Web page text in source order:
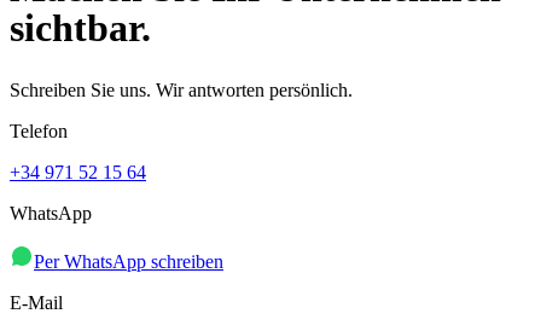
sichtbar.
Schreiben Sie uns. Wir antworten persönlich.
Telefon
+34 971 52 15 64
WhatsApp
Per WhatsApp schreiben
E-Mail